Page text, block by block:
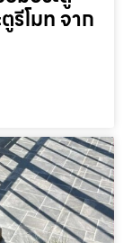
รีโมท จาก